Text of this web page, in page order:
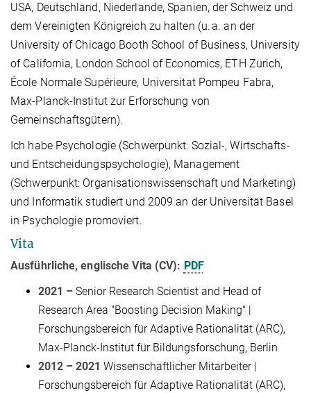
USA, Deutschland, Niederlande, Spanien, der Schweiz und
dem Vereinigten Königreich zu halten (u. a. an der
University of Chicago Booth School of Business, University
of California, London School of Economics, ETH Zürich,
École Normale Supérieure, Universitat Pompeu Fabra,
Max-Planck-Institut zur Erforschung von
Gemeinschaftsgütern).
Ich habe Psychologie (Schwerpunkt: Sozial-, Wirtschafts-
und Entscheidungspsychologie), Management
(Schwerpunkt: Organisationswissenschaft und Marketing)
und Informatik studiert und 2009 an der Universität Basel
in Psychologie promoviert.
Vita
Ausführliche, englische Vita (CV): PDF
2021 – Senior Research Scientist and Head of
Research Area "Boosting Decision Making" |
Forschungsbereich für Adaptive Rationalität (ARC),
Max-Planck-Institut für Bildungsforschung, Berlin
2012 – 2021 Wissenschaftlicher Mitarbeiter |
Forschungsbereich für Adaptive Rationalität (ARC),